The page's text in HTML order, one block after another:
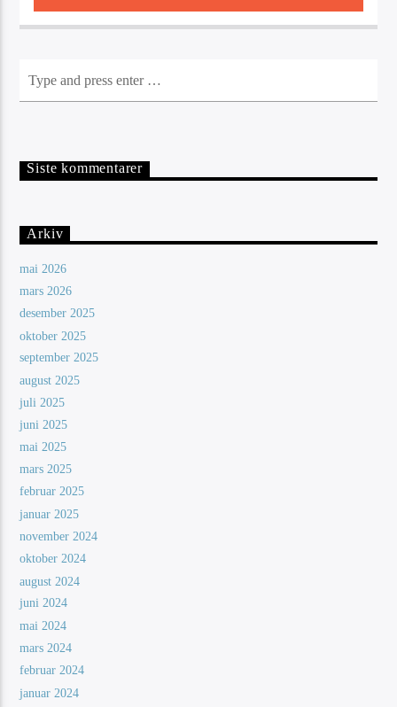
Siste kommentarer
Arkiv
mai 2026
mars 2026
desember 2025
oktober 2025
september 2025
august 2025
juli 2025
juni 2025
mai 2025
mars 2025
februar 2025
januar 2025
november 2024
oktober 2024
august 2024
juni 2024
mai 2024
mars 2024
februar 2024
januar 2024